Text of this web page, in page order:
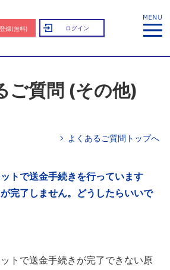
録(無料) ログイン
ご質問 (その他)
よくあるご質問トップへ
トで送金手続きを行っています
完了しません。どうしたらいいで
トで送金手続きが完了できない原